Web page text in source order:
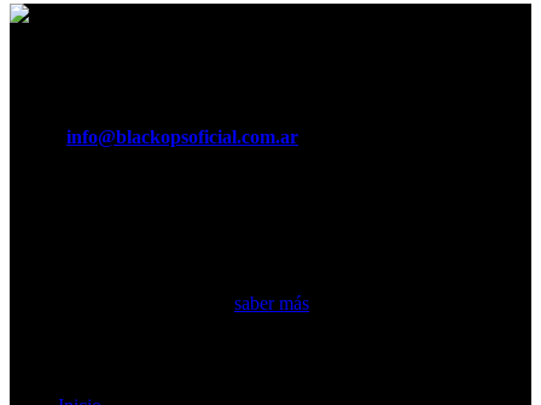
info@blackopsoficial.com.ar
saber más